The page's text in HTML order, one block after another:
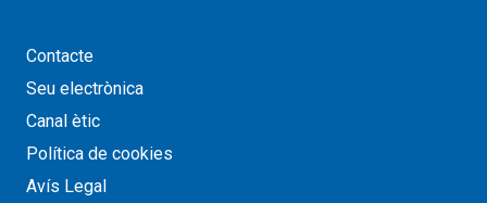
Contacte
Seu electrònica
Canal ètic
Política de cookies
Avís Legal